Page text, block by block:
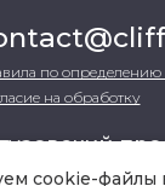
по определению
на обработку
офис 301
cookie-файлы